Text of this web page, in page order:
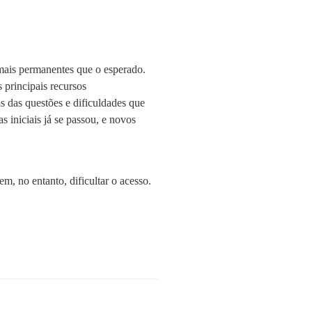
permanentes que o esperado.
principais recursos
questões e dificuldades que
iniciais já se passou, e novos
no entanto, dificultar o acesso.